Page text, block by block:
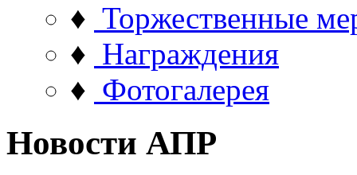
♦ Торжественные
♦ Награждения
♦ Фотогалерея
Новости АПР